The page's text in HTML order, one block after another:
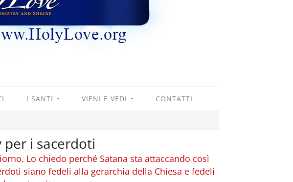
I SANTI VIENI E VEDI CONTATTI
per i sacerdoti
Lo chiedo perché Satana sta attaccando così
siano fedeli alla gerarchia della Chiesa e fedeli